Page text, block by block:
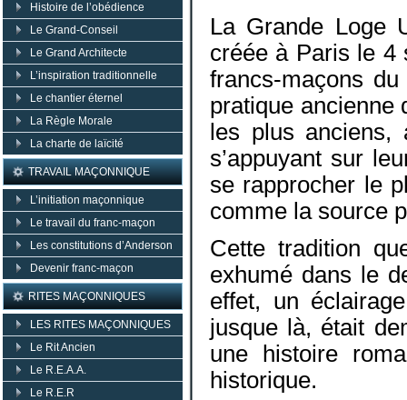
Histoire de l’obédience
Le Grand-Conseil
Le Grand Architecte
L’inspiration traditionnelle
Le chantier éternel
La Règle Morale
La charte de laïcité
TRAVAIL MAÇONNIQUE
L’initiation maçonnique
Le travail du franc-maçon
Les constitutions d’Anderson
Devenir franc-maçon
RITES MAÇONNIQUES
LES RITES MAÇONNIQUES
Le Rit Ancien
Le R.E.A.A.
Le R.E.R
La Grande Loge
créée à Paris le 4
francs-maçons
pratique ancienne
les plus anciens,
s’appuyant sur
se rapprocher le
comme la source
Cette tradition
exhumé dans le
effet, un
jusque là, était
une histoire
historique.